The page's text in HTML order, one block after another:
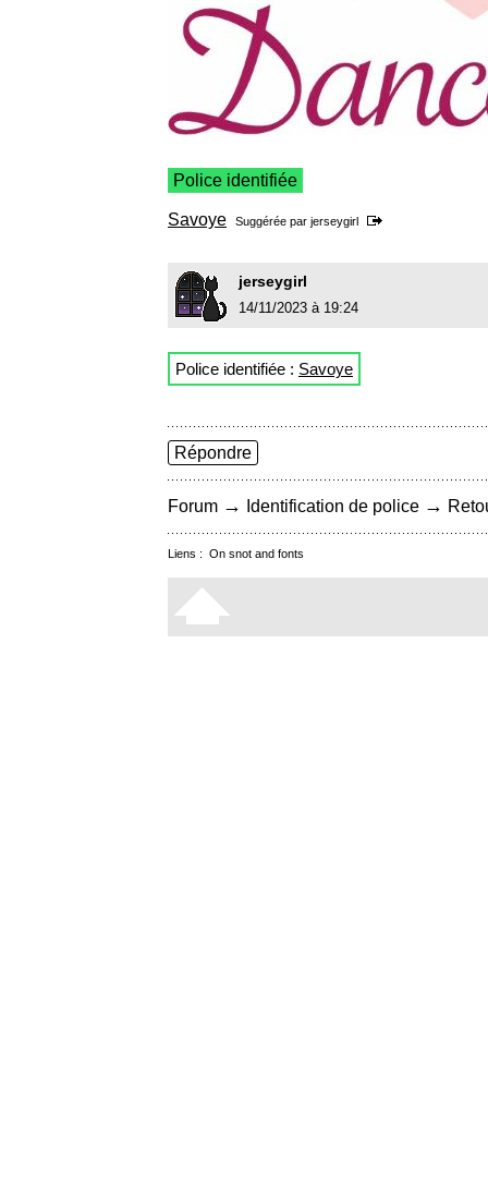
Police identifiée
Savoye Suggérée par jerseygirl
jerseygirl
14/11/2023 à 19:24
Police identifiée : Savoye
Répondre
Forum → Identification de police →
Liens : On snot and fonts